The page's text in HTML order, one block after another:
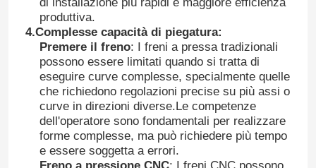
produttiva.
4.Complesse capacità di piegatura:
Premere il freno: I freni a pressa tradizionali
possono essere limitati quando si tratta di
eseguire curve complesse, specialmente quelle
che richiedono regolazioni precise su più assi o
curve in direzioni diverse.Le competenze
dell'operatore sono fondamentali per realizzare
forme complesse, ma può richiedere più tempo
e essere soggetta a errori.